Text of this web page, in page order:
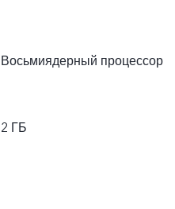
Восьмиядерный процессор
2 ГБ